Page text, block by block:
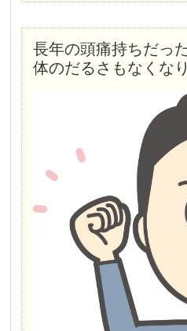
長年の頭痛持ちだっ
体のだるさもなくな